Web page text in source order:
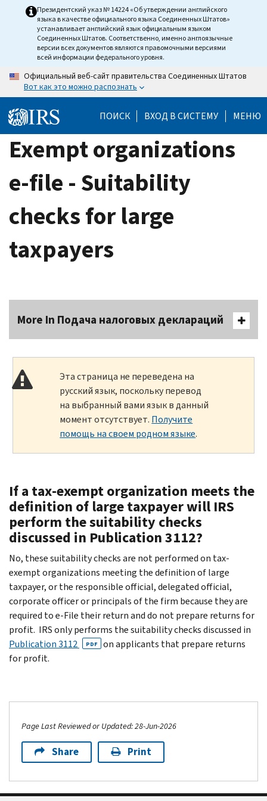
Президентский указ № 14224 «Об утверждении английского
языка в качестве официального языка Соединенных Штатов»
устанавливает английский язык официальным языком
Соединенных Штатов. Соответственно, именно англоязычные
версии всех документов являются правомочными версиями
всей информации федерального уровня.
Официальный веб-сайт правительства Соединенных Штатов
Вот как это можно распознать
ПОИСК ВХОД В СИСТЕМУ МЕНЮ
Exempt organizations
e-file - Suitability
checks for large
taxpayers
More In Подача налоговых деклараций
Эта страница не переведена на
русский язык, поскольку перевод
на выбранный вами язык в данный
момент отсутствует. Получите
помощь на своем родном языке.
If a tax-exempt organization meets the
definition of large taxpayer will IRS
perform the suitability checks
discussed in Publication 3112?
No, these suitability checks are not performed on tax-
exempt organizations meeting the definition of large
taxpayer, or the responsible official, delegated official,
corporate officer or principals of the firm because they are
required to e-File their return and do not prepare returns for
profit. IRS only performs the suitability checks discussed in
Publication 3112
PDF
on applicants that prepare returns
for profit.
Page Last Reviewed or Updated: 28-Jun-2026
Share Print